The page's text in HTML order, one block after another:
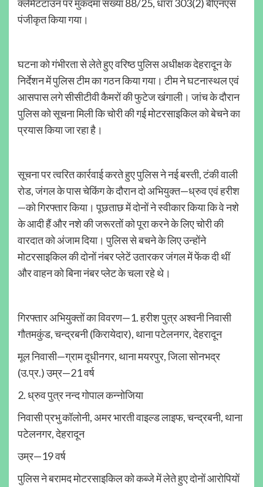
क्लेमेंटटाउन पर मुकदमा संख्या 88/25, धारा 303(2) बीएनएस
पंजीकृत किया गया।
घटना को गंभीरता से लेते हुए वरिष्ठ पुलिस अधीक्षक देहरादून के
निर्देशन में पुलिस टीम का गठन किया गया। टीम ने घटनास्थल एवं
आसपास लगे सीसीटीवी कैमरों की फुटेज खंगाली। जांच के दौरान
पुलिस को सूचना मिली कि चोरी की गई मोटरसाइकिल को बेचने का
प्रयास किया जा रहा है।
सूचना पर त्वरित कार्रवाई करते हुए पुलिस ने नई बस्ती, टंकी वाली
रोड, जंगल के पास चेकिंग के दौरान दो अभियुक्त—ध्रुव एवं हरीश
—को गिरफ्तार किया। पूछताछ में दोनों ने स्वीकार किया कि वे नशे
के आदी हैं और नशे की जरूरतों को पूरा करने के लिए चोरी की
वारदात को अंजाम दिया। पुलिस से बचने के लिए उन्होंने
मोटरसाइकिल की दोनों नंबर प्लेटें उतारकर जंगल में फेंक दी थीं
और वाहन को बिना नंबर प्लेट के चला रहे थे।
गिरफ्तार अभियुक्तों का विवरण—1. हरीश पुत्र अश्वनी निवासी
गौतमकुंड, चन्द्रबनी (किरायेदार), थाना पटेलनगर, देहरादून
मूल निवासी—ग्राम दूधीनगर, थाना मयरपुर, जिला सोनभद्र
(उ.प्र.) उम्र—21 वर्ष
2. ध्रुव पुत्र नन्द गोपाल कन्नोजिया
निवासी प्रभु कॉलोनी, अमर भारती वाइल्ड लाइफ, चन्द्रबनी, थाना
पटेलनगर, देहरादून
उम्र—19 वर्ष
पुलिस ने बरामद मोटरसाइकिल को कब्जे में लेते हुए दोनों आरोपियों